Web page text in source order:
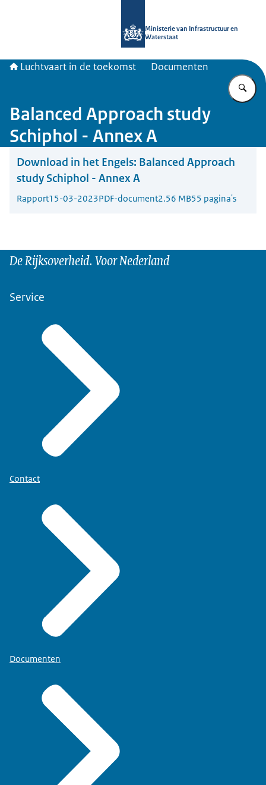
Ministerie van Infrastructuur en
Waterstaat
Luchtvaart in de toekomst Documenten
Balanced Approach study
Schiphol - Annex A
Download in het Engels: Balanced Approach
study Schiphol - Annex A
Rapport15-03-2023PDF-document2.56 MB55 pagina's
De Rijksoverheid. Voor Nederland
Service
Contact
Documenten